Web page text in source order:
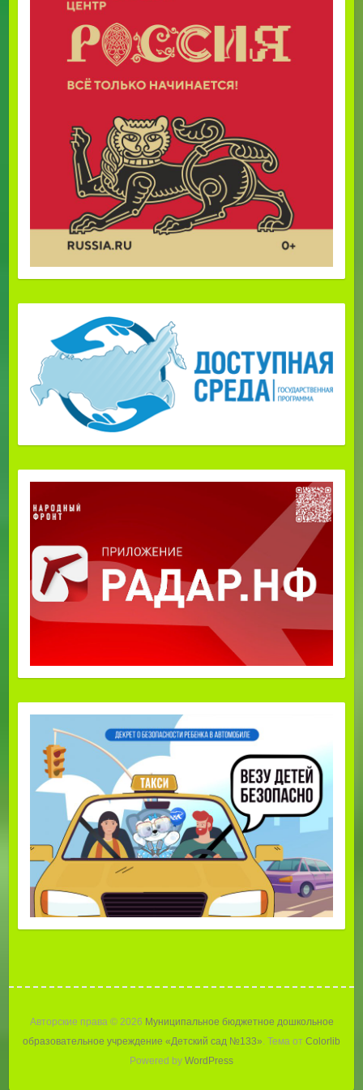
Авторские права © 2026 Муниципальное бюджетное дошкольное
образовательное учреждение «Детский сад №133». Тема от Colorlib
Powered by WordPress